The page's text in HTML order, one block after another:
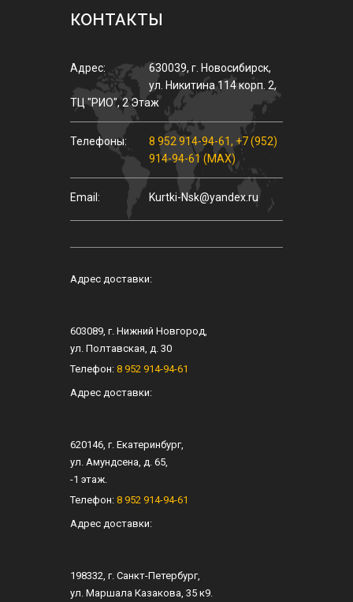
КОНТАКТЫ
Адрес: 630039, г. Новосибирск,
ул. Никитина 114 корп. 2,
ТЦ "РИО", 2 Этаж
Телефоны: 8 952 914-94-61, +7 (952)
914-94-61 (MAX)
Email: Kurtki-Nsk@yandex.ru
Адрес доставки:
603089, г. Нижний Новгород,
ул. Полтавская, д. 30
Телефон: 8 952 914-94-61
Адрес доставки:
620146, г. Екатеринбург,
ул. Амундсена, д. 65,
-1 этаж.
Телефон: 8 952 914-94-61
Адрес доставки:
198332, г. Санкт-Петербург,
ул. Маршала Казакова, 35 к9.